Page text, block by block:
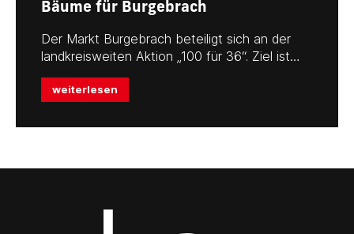
Bäume für Burgebrach
Der Markt Burgebrach beteiligt sich an der
landkreisweiten Aktion „100 für 36“. Ziel ist…
weiterlesen